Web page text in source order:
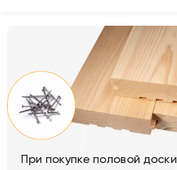
При покупке половой доски